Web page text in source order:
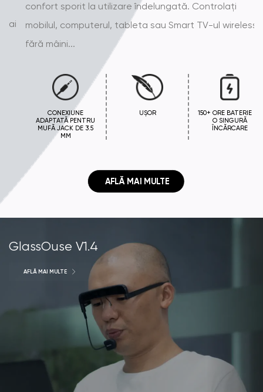
confort sporit la utilizare îndelungată. Controlați
mobilul, computerul, tableta sau Smart TV-ul wireless și
fără mâini...
CONEXIUNE
ADAPTATĂ PENTRU
MUFĂ JACK DE 3.5
150+ ORE BATERIE LA
O SINGURĂ
ÎNCĂRCARE
AFLĂ MAI MULTE
GlassOuse V1.4
AFLĂ MAI MULTE